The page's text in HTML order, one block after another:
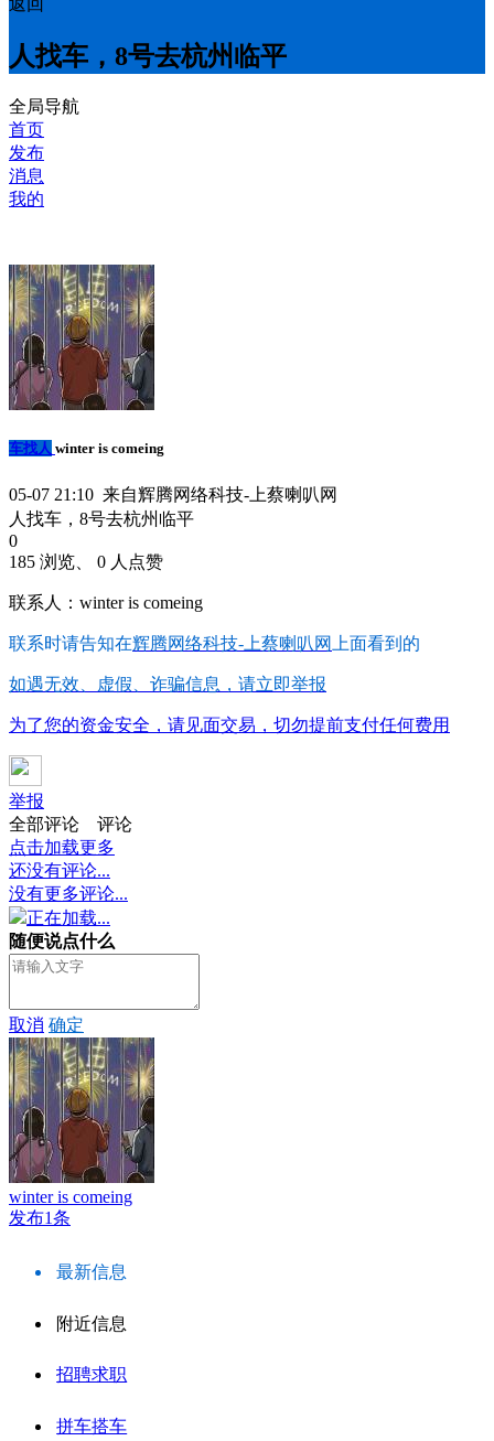
返回
人找车，8号去杭州临平
全局导航
首页
发布
消息
我的
车找人 winter is comeing
05-07 21:10 来自辉腾网络科技-上蔡喇叭网
人找车，8号去杭州临平
0
185 浏览、 0 人点赞
联系人：winter is comeing
联系时请告知在辉腾网络科技-上蔡喇叭网 上面看到的
如遇无效、虚假、诈骗信息，请立即举报
为了您的资金安全，请见面交易，切勿提前支付任何费用
举报
全部评论
评论
点击加载更多
还没有评论...
没有更多评论...
正在加载...
随便说点什么
取消 确定
winter is comeing
发布1条
最新信息
附近信息
招聘求职
拼车搭车